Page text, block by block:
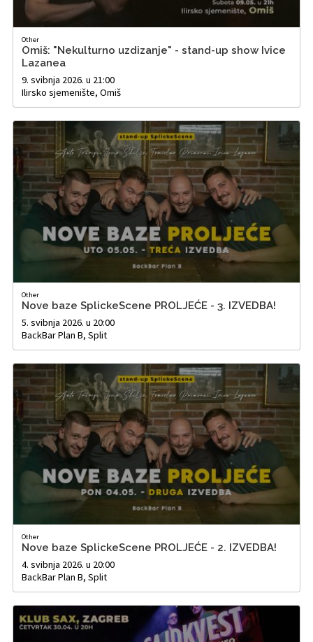
Other
Omiš: "Nekulturno uzdizanje" - stand-up show Ivice
Lazanea
9. svibnja 2026. u 21:00
Ilirsko sjemenište, Omiš
Other
Nove baze SplickeScene PROLJEĆE - 3. IZVEDBA!
5. svibnja 2026. u 20:00
BackBar Plan B, Split
Other
Nove baze SplickeScene PROLJEĆE - 2. IZVEDBA!
4. svibnja 2026. u 20:00
BackBar Plan B, Split